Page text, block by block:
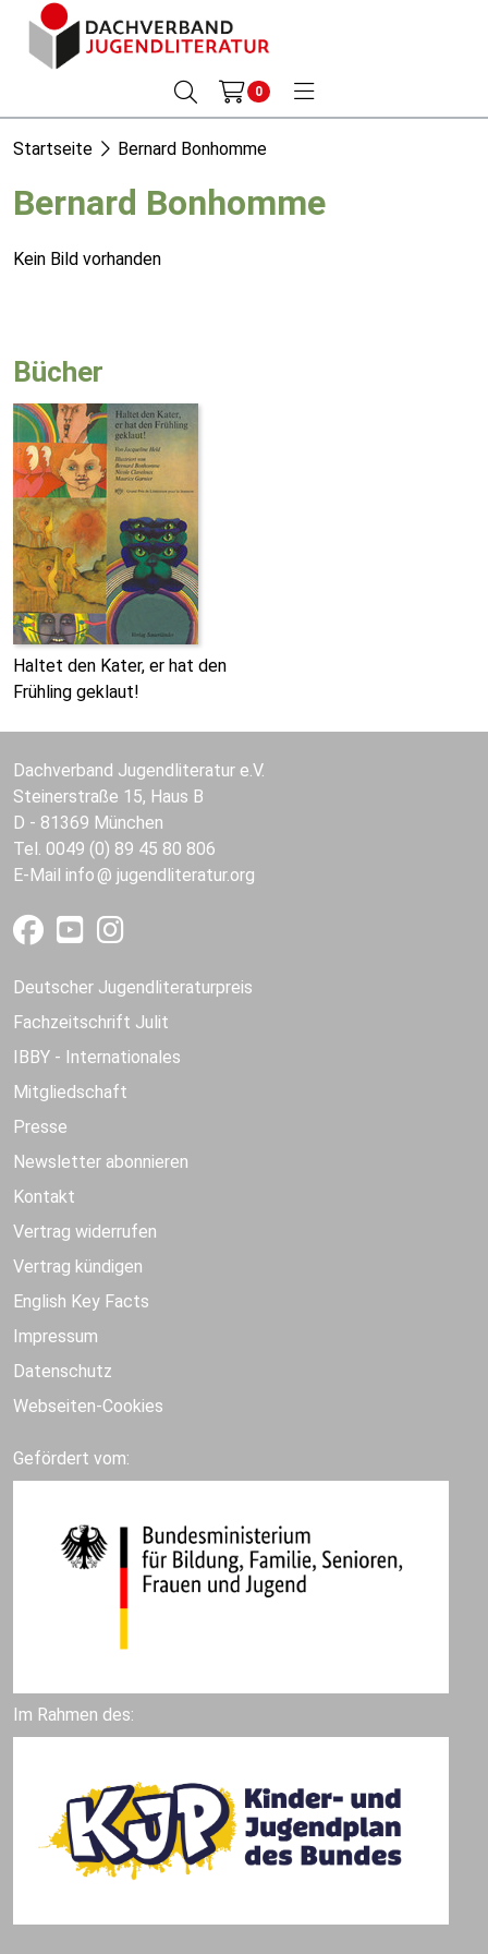
0
Startseite Bernard Bonhomme
Bernard Bonhomme
Kein Bild vorhanden
Bücher
Haltet den Kater, er hat den
Frühling geklaut!
Dachverband Jugendliteratur e.V.
Steinerstraße 15, Haus B
D - 81369 München
Tel. 0049 (0) 89 45 80 806
E-Mail info jugendliteratur.org
Deutscher Jugendliteraturpreis
Fachzeitschrift Julit
IBBY - Internationales
Mitgliedschaft
Presse
Newsletter abonnieren
Kontakt
Vertrag widerrufen
Vertrag kündigen
English Key Facts
Impressum
Datenschutz
Webseiten-Cookies
Gefördert vom:
Im Rahmen des: